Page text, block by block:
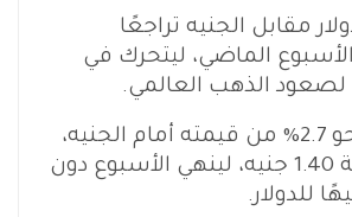
مقابل الجنيه تراجعًا
الماضي، ليتحرك في
الذهب العالمي.
وفقد الدولار نحو 2.7% من قيمته أمام الجنيه،
بما يعادل قرابة 1.40 جنيه، لينهي الأسبوع دون